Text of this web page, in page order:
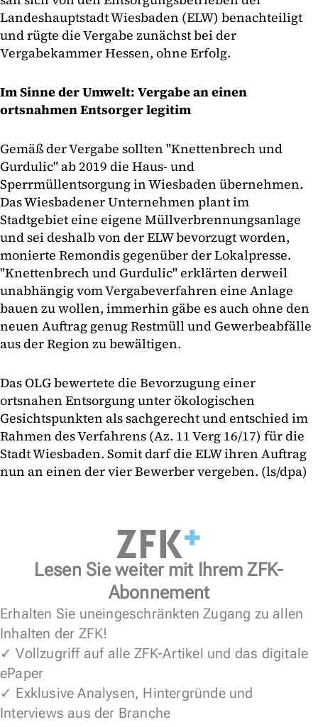
Landeshauptstadt Wiesbaden (ELW) benachteiligt
und rügte die Vergabe zunächst bei der
Vergabekammer Hessen, ohne Erfolg.
Im Sinne der Umwelt: Vergabe an einen
ortsnahmen Entsorger legitim
Gemäß der Vergabe sollten "Knettenbrech und
Gurdulic" ab 2019 die Haus- und
Sperrmüllentsorgung in Wiesbaden übernehmen.
Das Wiesbadener Unternehmen plant im
Stadtgebiet eine eigene Müllverbrennungsanlage
und sei deshalb von der ELW bevorzugt worden,
monierte Remondis gegenüber der Lokalpresse.
"Knettenbrech und Gurdulic" erklärten derweil
unabhängig vom Vergabeverfahren eine Anlage
bauen zu wollen, immerhin gäbe es auch ohne den
neuen Auftrag genug Restmüll und Gewerbeabfälle
aus der Region zu bewältigen.
Das OLG bewertete die Bevorzugung einer
ortsnahen Entsorgung unter ökologischen
Gesichtspunkten als sachgerecht und entschied im
Rahmen des Verfahrens (Az. 11 Verg 16/17) für die
Stadt Wiesbaden. Somit darf die ELW ihren Auftrag
nun an einen der vier Bewerber vergeben. (ls/dpa)
Lesen Sie weiter mit Ihrem ZFK-
Abonnement
Erhalten Sie uneingeschränkten Zugang zu allen
Inhalten der ZFK!
✓ Vollzugriff auf alle ZFK-Artikel und das digitale
ePaper
✓ Exklusive Analysen, Hintergründe und
Interviews aus der Branche